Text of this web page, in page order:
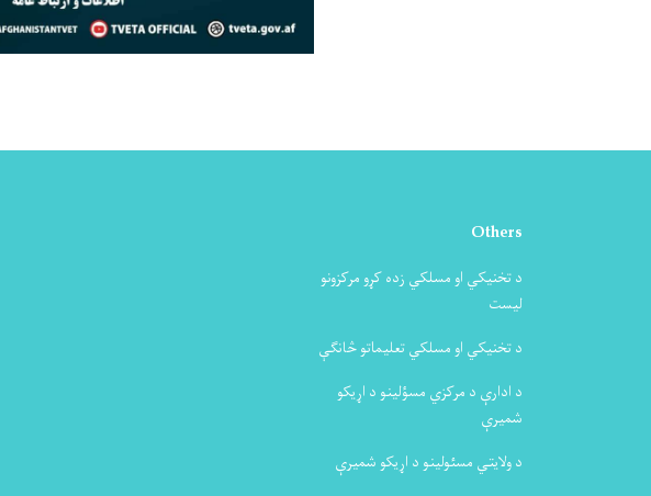
Others
د تخنیکي او مسلکي زده کړو مرکزونو
لیست
د تخنیکي او مسلکي تعلیماتو څانګې
د ادارې د مرکزي مسؤلینو د اړیکو
شمیرې
د ولایتي مسئولینو د اړیکو شمیرې